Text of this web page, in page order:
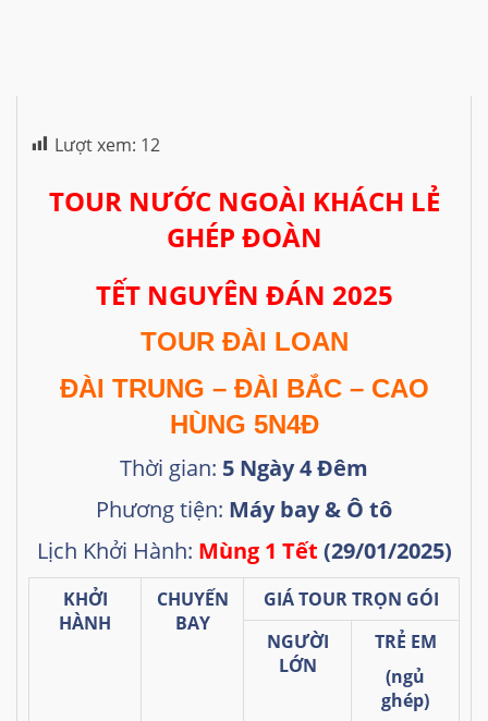
Lượt xem: 12
TOUR NƯỚC NGOÀI KHÁCH LẺ
GHÉP ĐOÀN
TẾT NGUYÊN ĐÁN 2025
TOUR ĐÀI LOAN
ĐÀI TRUNG – ĐÀI BẮC – CAO
HÙNG 5N4Đ
Thời gian: 5 Ngày 4 Đêm
Phương tiện: Máy bay & Ô tô
Lịch Khởi Hành: Mùng 1 Tết (29/01/2025)
KHỞI
HÀNH
CHUYẾN
BAY
GIÁ TOUR TRỌN GÓI
NGƯỜI
LỚN
TRẺ EM
(ngủ
ghép)